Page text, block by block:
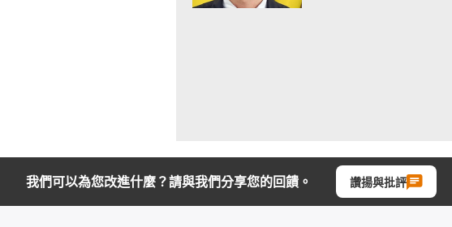
我們可以為您改進什麼？請與我們分享您的回饋。 讚揚與批評